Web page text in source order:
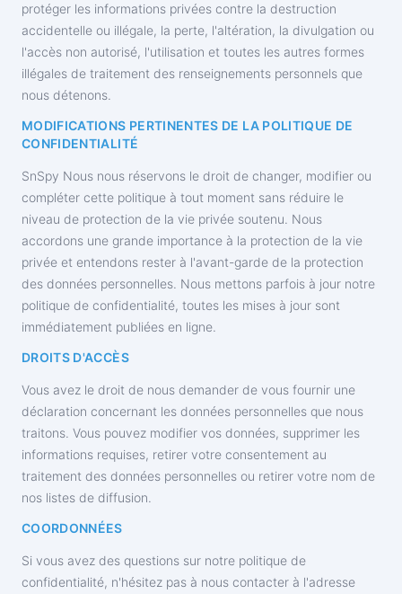
protéger les informations privées contre la destruction
accidentelle ou illégale, la perte, l'altération, la divulgation ou
l'accès non autorisé, l'utilisation et toutes les autres formes
illégales de traitement des renseignements personnels que
nous détenons.
MODIFICATIONS PERTINENTES DE LA POLITIQUE DE
CONFIDENTIALITÉ
SnSpy Nous nous réservons le droit de changer, modifier ou
compléter cette politique à tout moment sans réduire le
niveau de protection de la vie privée soutenu. Nous
accordons une grande importance à la protection de la vie
privée et entendons rester à l'avant-garde de la protection
des données personnelles. Nous mettons parfois à jour notre
politique de confidentialité, toutes les mises à jour sont
immédiatement publiées en ligne.
DROITS D'ACCÈS
Vous avez le droit de nous demander de vous fournir une
déclaration concernant les données personnelles que nous
traitons. Vous pouvez modifier vos données, supprimer les
informations requises, retirer votre consentement au
traitement des données personnelles ou retirer votre nom de
nos listes de diffusion.
COORDONNÉES
Si vous avez des questions sur notre politique de
confidentialité, n'hésitez pas à nous contacter à l'adresse